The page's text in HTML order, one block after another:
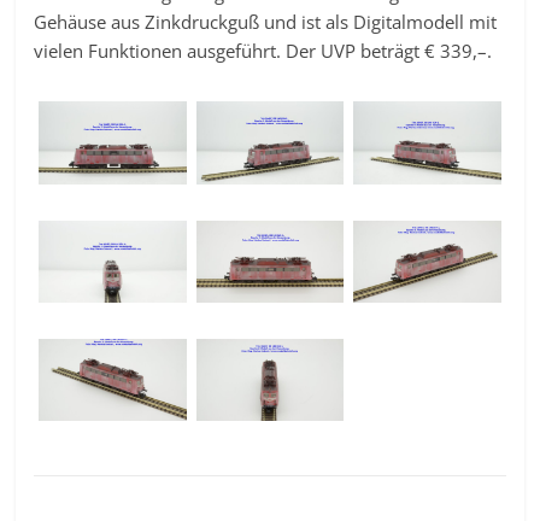
Gehäuse aus Zinkdruckguß und ist als Digitalmodell mit
vielen Funktionen ausgeführt. Der UVP beträgt € 339,–.